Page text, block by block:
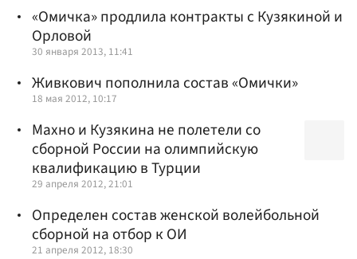
«Омичка» продлила контракты с Кузякиной и
Орловой
30 января 2013, 11:41
Живкович пополнила состав «Омички»
18 мая 2012, 10:17
Махно и Кузякина не полетели со
сборной России на олимпийскую
квалификацию в Турции
29 апреля 2012, 21:01
Определен состав женской волейбольной
сборной на отбор к ОИ
21 апреля 2012, 18:30